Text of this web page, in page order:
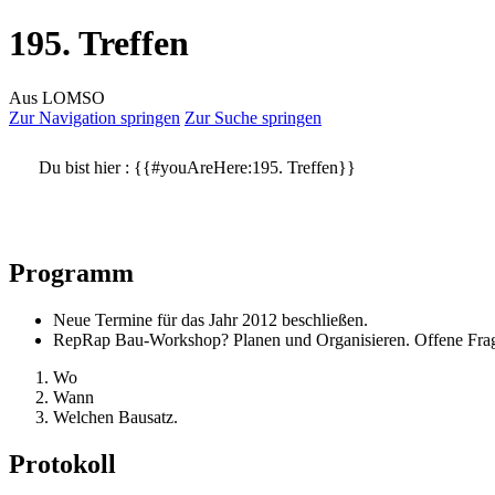
195. Treffen
Aus LOMSO
Zur Navigation springen Zur Suche springen
Du bist hier : {{#youAreHere:195. Treffen}}
Programm
Neue Termine für das Jahr 2012 beschließen.
RepRap Bau-Workshop? Planen und Organisieren. Offene
Wo
Wann
Welchen Bausatz.
Protokoll